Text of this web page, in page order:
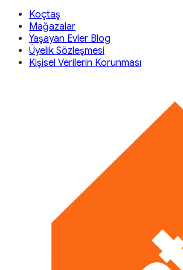
Koçtaş
Mağazalar
Yaşayan Evler Blog
Üyelik Sözleşmesi
Kişisel Verilerin Korunması